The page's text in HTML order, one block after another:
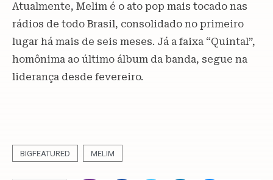
Atualmente, Melim é o ato pop mais tocado nas
rádios de todo Brasil, consolidado no primeiro
lugar há mais de seis meses. Já a faixa “Quintal”,
homônima ao último álbum da banda, segue na
liderança desde fevereiro.
BIGFEATURED MELIM